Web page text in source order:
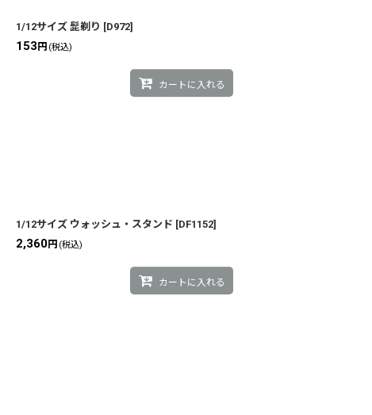
1/12サイズ 髭剃り [D972]
153 円 (税込)
カートに入れる
1/12サイズ ウォッシュ・スタンド [DF1152]
2,360円 (税込)
カートに入れる